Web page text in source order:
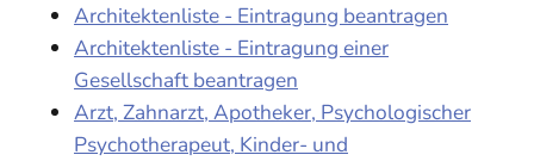
Architektenliste - Eintragung beantragen
Architektenliste - Eintragung einer
Gesellschaft beantragen
Arzt, Zahnarzt, Apotheker, Psychologischer
Psychotherapeut, Kinder- und